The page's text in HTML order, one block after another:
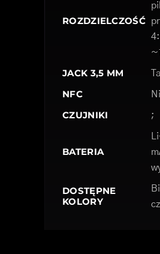
ROZDZIELCZOŚĆ
JACK 3,5 MM
NFC
CZUJNIKI ;
BATERIA
DOSTĘPNE
KOLORY